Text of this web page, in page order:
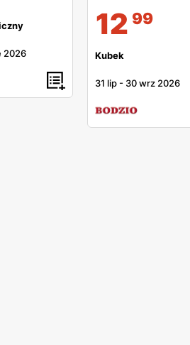
2026
12 99
Kubek
31 lip - 30 wrz 2026